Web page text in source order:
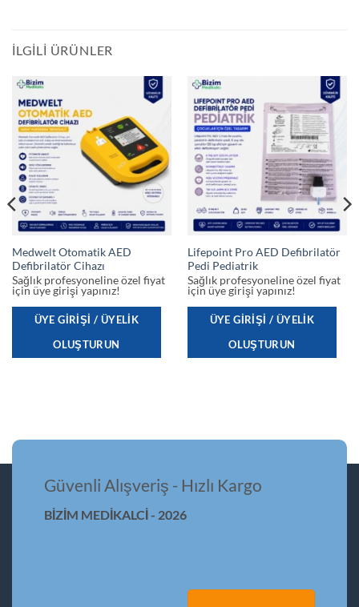
İLGILI ÜRÜNLER
Medwelt Otomatik AED
Defibrilatör Cihazı
Sağlık profesyoneline özel fiyat
için üye girişi yapınız!
ÜYE GIRIŞI / ÜYELIK
OLUŞTURUN
Lifepoint Pro AED Defibrilatör
Pedi Pediatrik
Sağlık profesyoneline özel fiyat
için üye girişi yapınız!
ÜYE GIRIŞI / ÜYELIK
OLUŞTURUN
Güvenli Alışveriş - Hızlı Kargo
BİZİM MEDİKALCİ - 2026